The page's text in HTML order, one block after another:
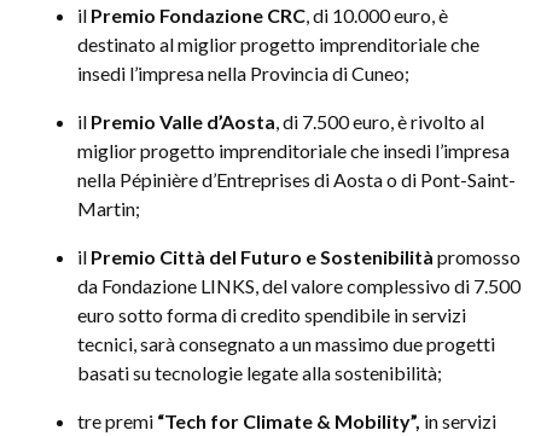
il Premio Fondazione CRC, di 10.000 euro, è
destinato al miglior progetto imprenditoriale che
insedi l’impresa nella Provincia di Cuneo;
il Premio Valle d’Aosta, di 7.500 euro, è rivolto al
miglior progetto imprenditoriale che insedi l’impresa
nella Pépinière d’Entreprises di Aosta o di Pont-Saint-
Martin;
il Premio Città del Futuro e Sostenibilità promosso
da Fondazione LINKS, del valore complessivo di 7.500
euro sotto forma di credito spendibile in servizi
tecnici, sarà consegnato a un massimo due progetti
basati su tecnologie legate alla sostenibilità;
tre premi “Tech for Climate & Mobility”, in servizi